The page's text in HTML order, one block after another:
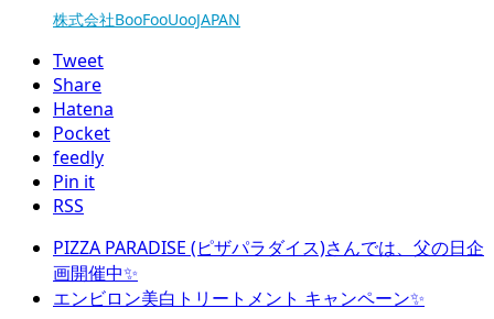
株式会社BooFooUooJAPAN
Tweet
Share
Hatena
Pocket
feedly
Pin it
RSS
PIZZA PARADISE (ピザパラダイス)さんでは、父の日企
画開催中✨
エンビロン美白トリートメント キャンペーン✨